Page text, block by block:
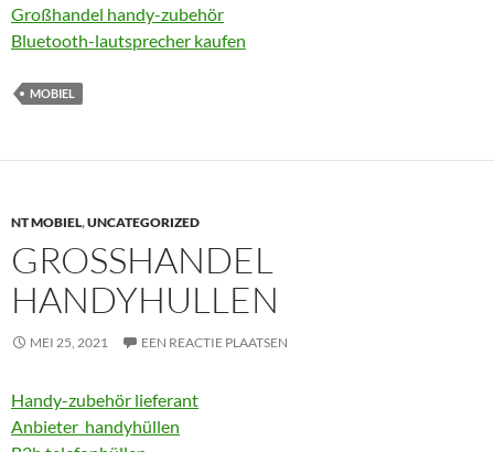
Großhandel handy-zubehör
Bluetooth-lautsprecher kaufen
MOBIEL
NT MOBIEL,UNCATEGORIZED
GROSSHANDEL H
ANDYHULLEN
MEI 25, 2021 EEN REACTIE PLAATSEN
Handy-zubehör lieferant
Anbieter handyhüllen